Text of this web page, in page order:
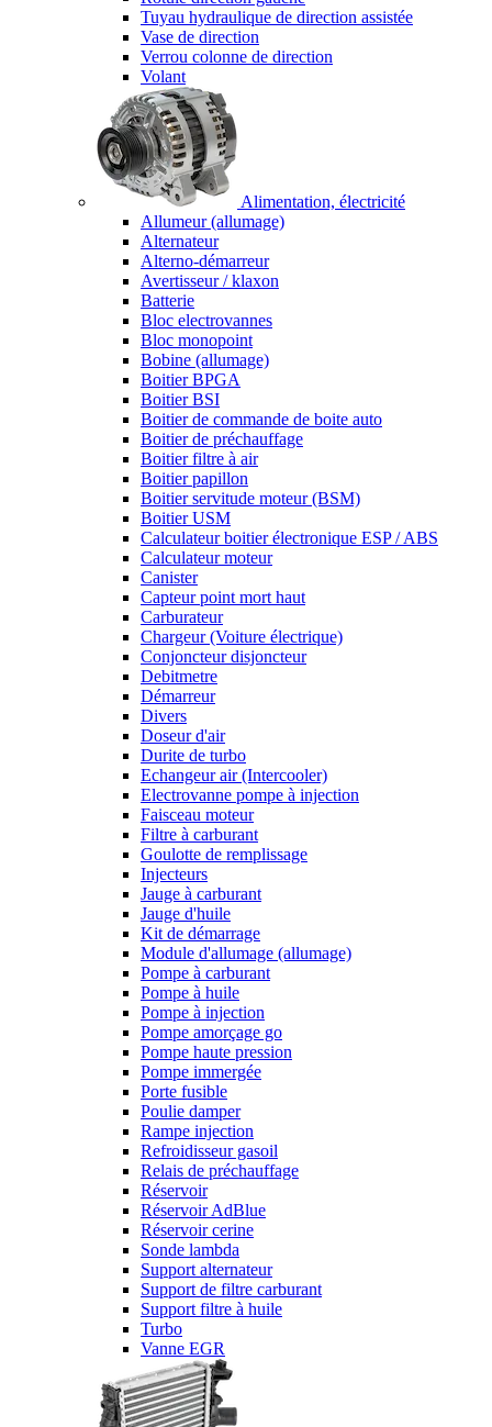
Tuyau hydraulique de direction assistée
Vase de direction
Verrou colonne de direction
Volant
Alimentation, électricité
Allumeur (allumage)
Alternateur
Alterno-démarreur
Avertisseur / klaxon
Batterie
Bloc electrovannes
Bloc monopoint
Bobine (allumage)
Boitier BPGA
Boitier BSI
Boitier de commande de boite auto
Boitier de préchauffage
Boitier filtre à air
Boitier papillon
Boitier servitude moteur (BSM)
Boitier USM
Calculateur boitier électronique ESP / ABS
Calculateur moteur
Canister
Capteur point mort haut
Carburateur
Chargeur (Voiture électrique)
Conjoncteur disjoncteur
Debitmetre
Démarreur
Divers
Doseur d'air
Durite de turbo
Echangeur air (Intercooler)
Electrovanne pompe à injection
Faisceau moteur
Filtre à carburant
Goulotte de remplissage
Injecteurs
Jauge à carburant
Jauge d'huile
Kit de démarrage
Module d'allumage (allumage)
Pompe à carburant
Pompe à huile
Pompe à injection
Pompe amorçage go
Pompe haute pression
Pompe immergée
Porte fusible
Poulie damper
Rampe injection
Refroidisseur gasoil
Relais de préchauffage
Réservoir
Réservoir AdBlue
Réservoir cerine
Sonde lambda
Support alternateur
Support de filtre carburant
Support filtre à huile
Turbo
Vanne EGR